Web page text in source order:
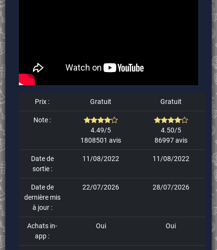
Prix : Gratuit Gratuit
Note :
4.49/5
1808501 avis
4.50/5
86997 avis
Date de
sortie :
11/08/2022 11/08/2022
Date de
dernière mis
à jour :
22/07/2026 28/07/2026
Achats in-
app :
Oui Oui